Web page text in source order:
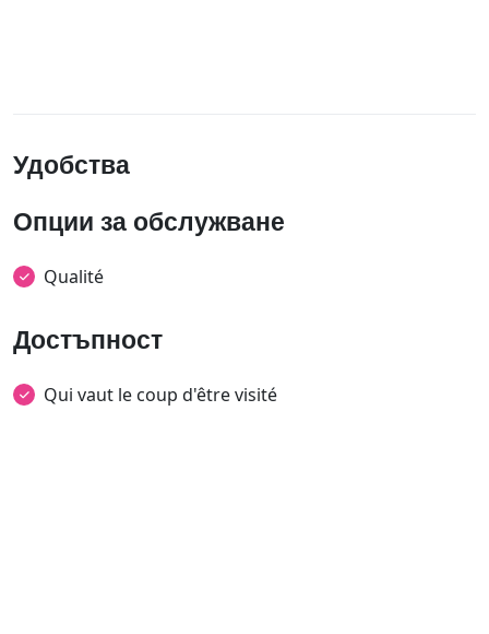
Удобства
Опции за обслужване
Qualité
Достъпност
Qui vaut le coup d'être visité